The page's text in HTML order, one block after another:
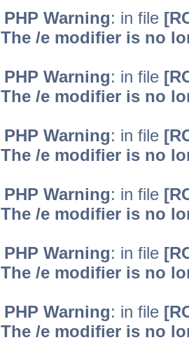
Warning: in file
/e modifier is no
Warning: in file
/e modifier is no
Warning: in file
/e modifier is no
Warning: in file
/e modifier is no
Warning: in file
/e modifier is no
Warning: in file
/e modifier is no